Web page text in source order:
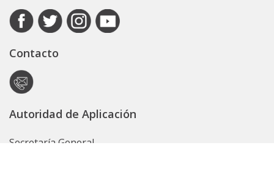
Contacto
Autoridad de Aplicación
Secretaría General